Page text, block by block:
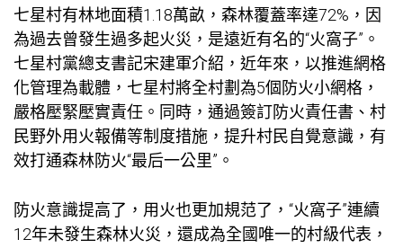
七星村有林地面積1.18萬畝，森林覆蓋率達72%，因
為過去曾發生過多起火災，是遠近有名的“火窩子”。
七星村黨總支書記宋建軍介紹，近年來，以推進網格
化管理為載體，七星村將全村劃為5個防火小網格，
嚴格壓緊壓實責任。同時，通過簽訂防火責任書、村
民野外用火報備等制度措施，提升村民自覺意識，有
效打通森林防火“最后一公里”。
防火意識提高了，用火也更加規范了，“火窩子”連續
12年未發生森林火災，還成為全國唯一的村級代表，